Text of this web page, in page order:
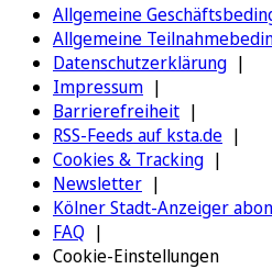
Allgemeine
Allgemeine
Datenschutzerklärung
Impressum
Barrierefreiheit
RSS-Feeds auf ksta.de
Cookies & Tracking
Newsletter
Kölner Stadt-Anzeiger
FAQ
Cookie-Einstellungen